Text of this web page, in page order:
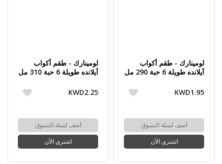
لومينارك - طقم أكواب
آيلانده طويلة 6 حبة 290 مل
KWD1.95
أضف لسلة التسوق
اشتري الآن
لومينارك - طقم أكواب
آيلانده طويلة 6 حبة 310 مل
KWD2.25
أضف لسلة التسوق
اشتري الآن